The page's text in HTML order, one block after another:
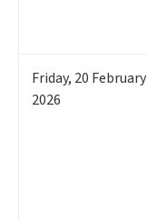
Friday, 20 February
2026